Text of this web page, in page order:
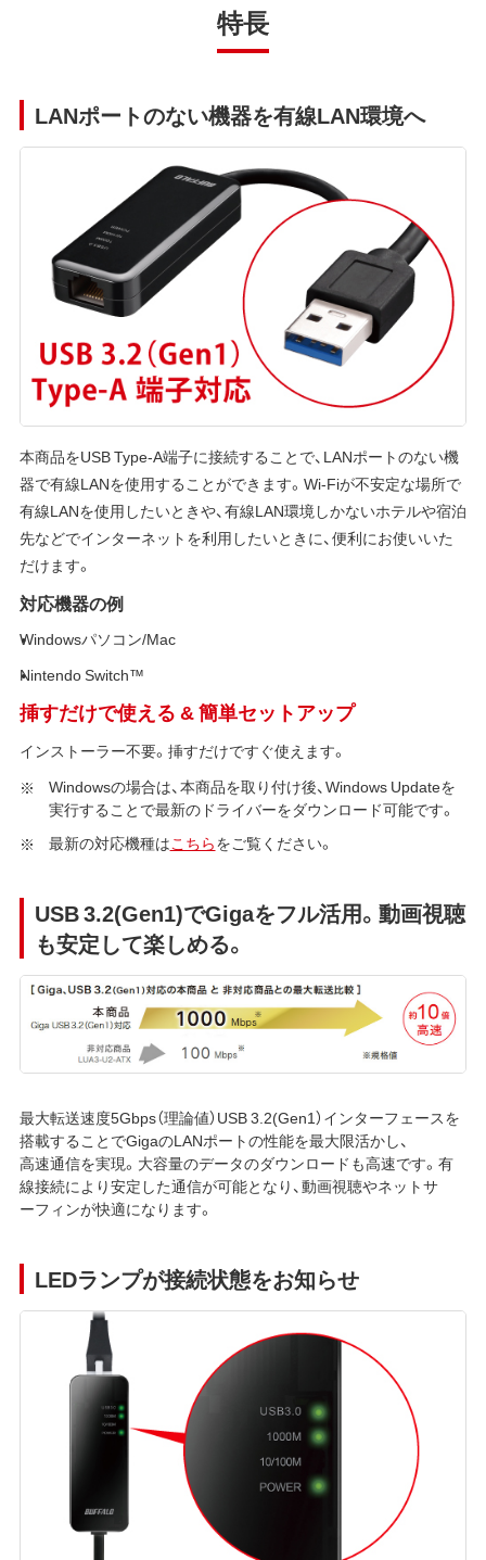
特長
LANポートのない機器を有線LAN環境へ
本商品をUSB Type-A端子に接続することで、LANポートのない機
器で有線LANを使用することができます。Wi-Fiが不安定な場所で
有線LANを使用したいときや、有線LAN環境しかないホテルや宿泊
先などでインターネットを利用したいときに、便利にお使いいた
だけます。
対応機器の例
Windowsパソコン/Mac
Nintendo Switch™
挿すだけで使える & 簡単セットアップ
インストーラー不要。挿すだけですぐ使えます。
Windowsの場合は、本商品を取り付け後、Windows Updateを
実行することで最新のドライバーをダウンロード可能です。
最新の対応機種はこちらをご覧ください。
USB 3.2(Gen1)でGigaをフル活用。動画視聴
も安定して楽しめる。
最大転送速度5Gbps（理論値）USB 3.2(Gen1）インターフェースを
搭載することでGigaのLANポートの性能を最大限活かし、
高速通信を実現。大容量のデータのダウンロードも高速です。有
線接続により安定した通信が可能となり、動画視聴やネットサ
ーフィンが快適になります。
LEDランプが接続状態をお知らせ